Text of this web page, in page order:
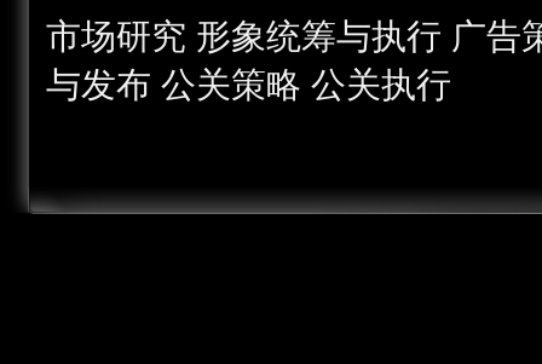
市场研究 形象统筹与执行 广告
与发布 公关策略 公关执行